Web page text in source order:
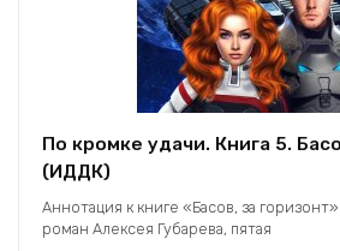
По кромке удачи. Книга 5.
(ИДДК)
Аннотация к книге «Басов, за
роман Алексея Губарева, пятая